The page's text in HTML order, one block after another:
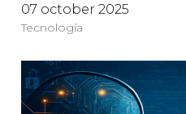
07 october 2025
Tecnología